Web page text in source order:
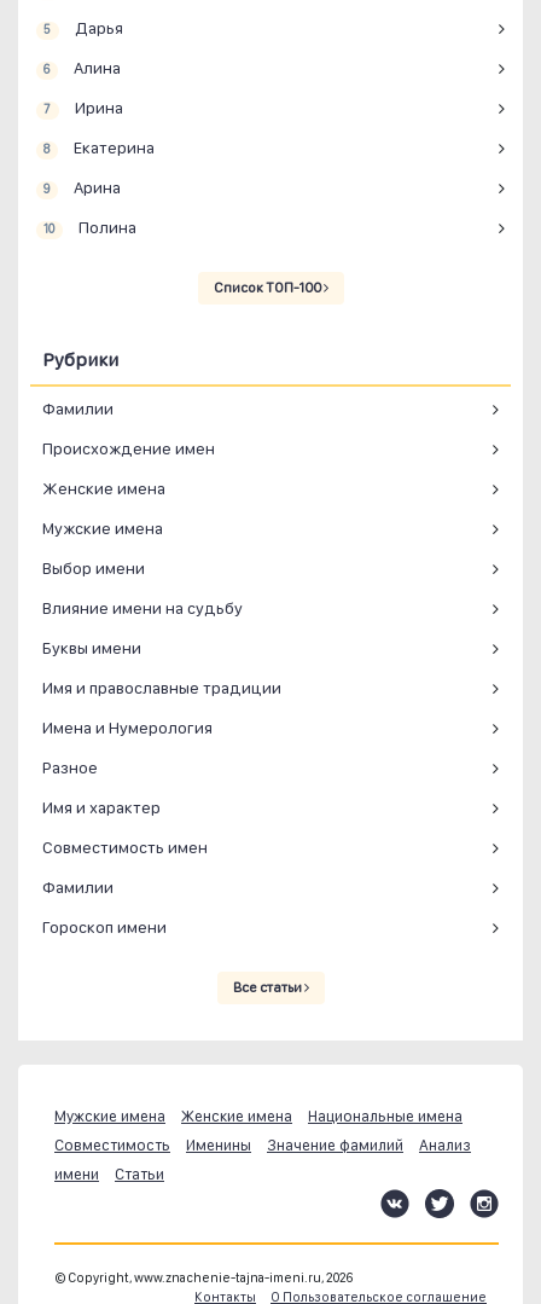
5 Дарья
6 Алина
7 Ирина
8 Екатерина
9 Арина
10 Полина
Список ТОП-100
Рубрики
Фамилии
Происхождение имен
Женские имена
Мужские имена
Выбор имени
Влияние имени на судьбу
Буквы имени
Имя и православные традиции
Имена и Нумерология
Разное
Имя и характер
Совместимость имен
Фамилии
Гороскоп имени
Все статьи
Мужские имена Женские имена
Национальные имена
Совместимость
Именины Значение фамилий
Анализ
имени
Статьи
© Copyright, www.znachenie-tajna-imeni.ru, 2026
Контакты
О Пользовательское соглашение